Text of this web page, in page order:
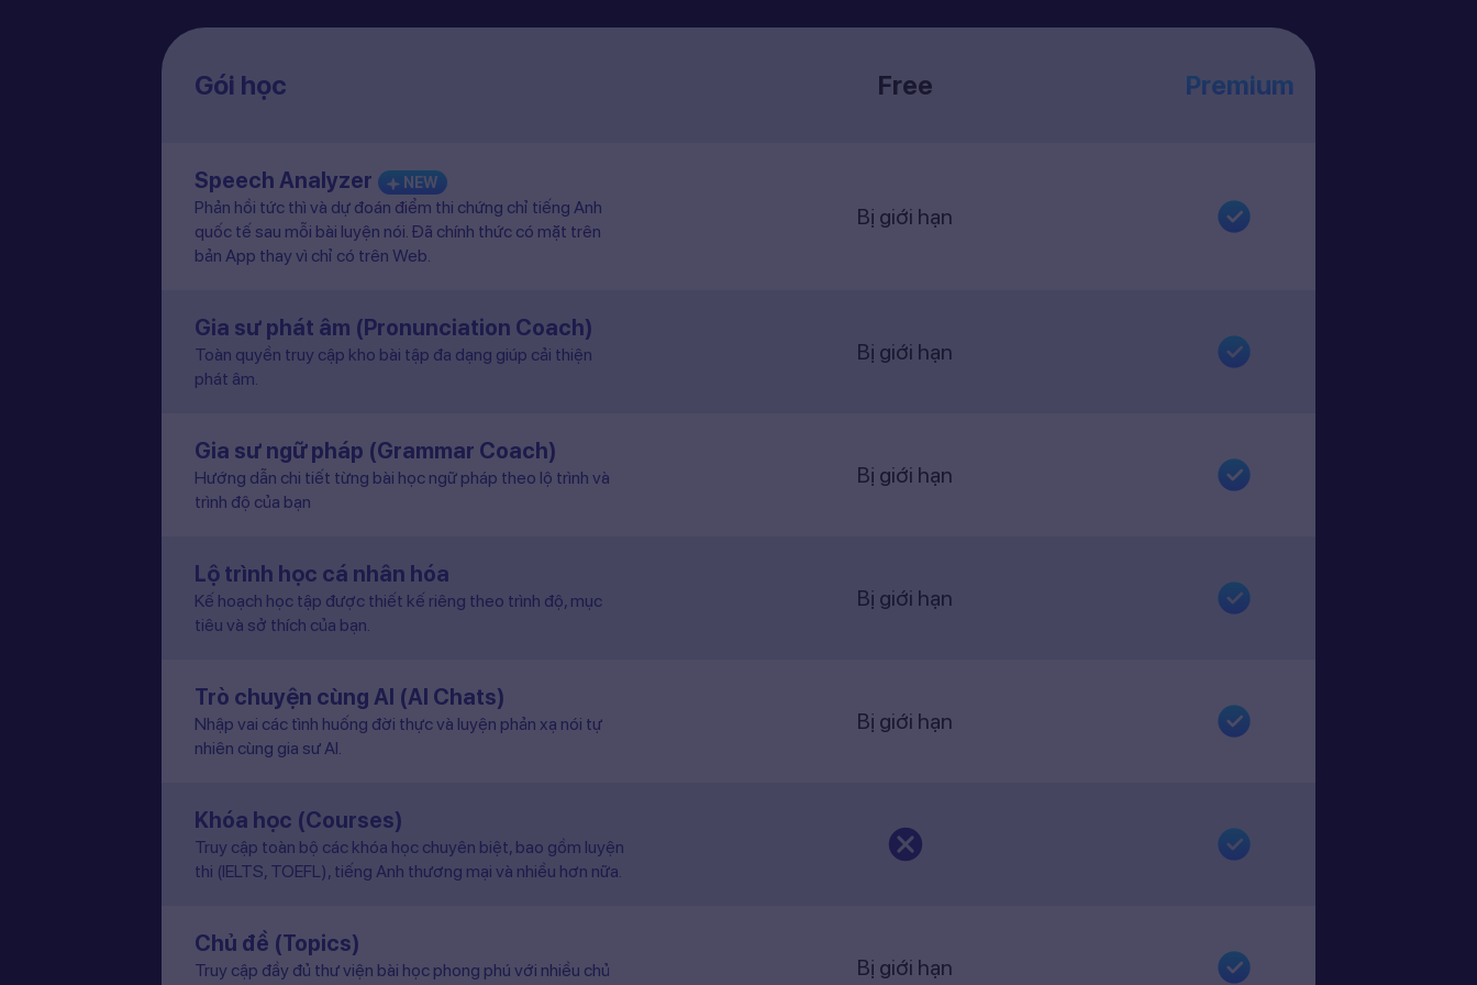
Gói học Free Premium
Speech Analyzer NEW
Phản hồi tức thì và dự đoán điểm thi chứng chỉ tiếng Anh
quốc tế sau mỗi bài luyện nói. Đã chính thức có mặt trên
bản App thay vì chỉ có trên Web.
Bị giới hạn
Gia sư phát âm (Pronunciation Coach)
Toàn quyền truy cập kho bài tập đa dạng giúp cải thiện
phát âm.
Bị giới hạn
Gia sư ngữ pháp (Grammar Coach)
Hướng dẫn chi tiết từng bài học ngữ pháp theo lộ trình và
trình độ của bạn
Bị giới hạn
Lộ trình học cá nhân hóa
Kế hoạch học tập được thiết kế riêng theo trình độ, mục
tiêu và sở thích của bạn.
Bị giới hạn
Trò chuyện cùng AI (AI Chats)
Nhập vai các tình huống đời thực và luyện phản xạ nói tự
nhiên cùng gia sư AI.
Bị giới hạn
Khóa học (Courses)
Truy cập toàn bộ các khóa học chuyên biệt, bao gồm luyện
thi (IELTS, TOEFL), tiếng Anh thương mại và nhiều hơn nữa.
Chủ đề (Topics)
Truy cập đầy đủ thư viện bài học phong phú với nhiều chủ
Bị giới hạn